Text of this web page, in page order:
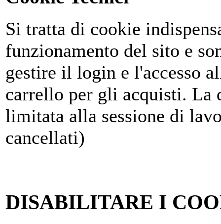
Si tratta di cookie
funzionamento del sito e
gestire il login e l'accesso
carrello per gli acquisti. La
limitata alla sessione di
cancellati)
DISABILITARE I